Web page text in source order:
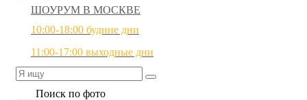
ШОУРУМ В МОСКВЕ
10:00-18:00 будние дни
11:00-17:00 выходные дни
Поиск по фото